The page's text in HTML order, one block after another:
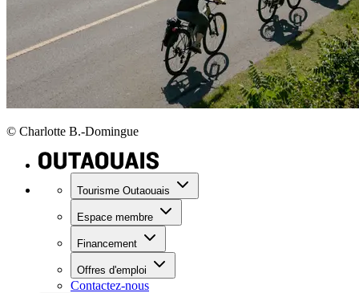
© Charlotte B.-Domingue
Tourisme Outaouais
Espace membre
Financement
Offres d'emploi
Contactez-nous